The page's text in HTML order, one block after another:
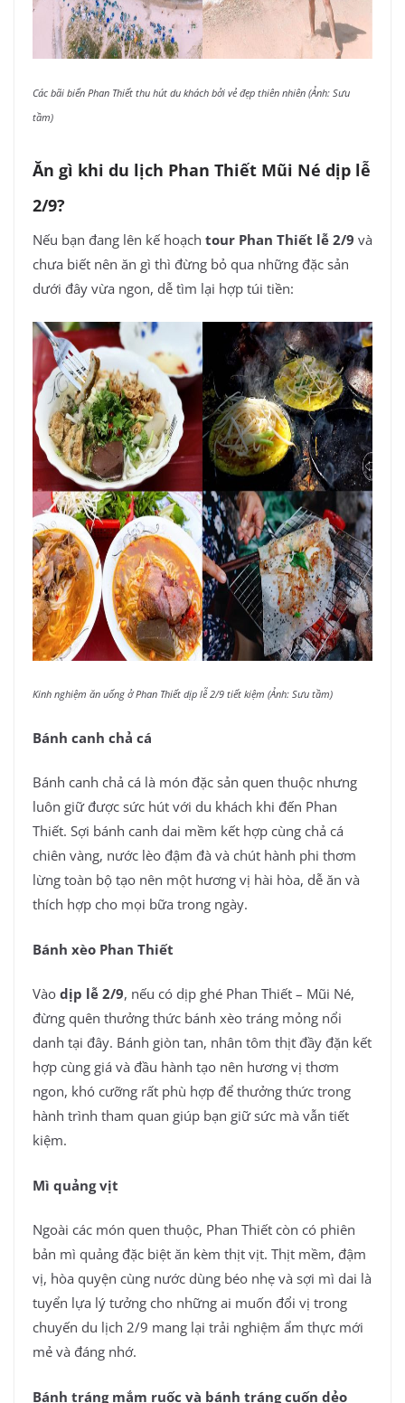
Các bãi biển Phan Thiết thu hút du khách bởi vẻ đẹp thiên nhiên (Ảnh: Sưu
tầm)
Ăn gì khi du lịch Phan Thiết Mũi Né dịp lễ
2/9?
Nếu bạn đang lên kế hoạch tour Phan Thiết lễ 2/9 và
chưa biết nên ăn gì thì đừng bỏ qua những đặc sản
dưới đây vừa ngon, dễ tìm lại hợp túi tiền:
Kinh nghiệm ăn uống ở Phan Thiết dịp lễ 2/9 tiết kiệm (Ảnh: Sưu tầm)
Bánh canh chả cá
Bánh canh chả cá là món đặc sản quen thuộc nhưng
luôn giữ được sức hút với du khách khi đến Phan
Thiết. Sợi bánh canh dai mềm kết hợp cùng chả cá
chiên vàng, nước lèo đậm đà và chút hành phi thơm
lừng toàn bộ tạo nên một hương vị hài hòa, dễ ăn và
thích hợp cho mọi bữa trong ngày.
Bánh xèo Phan Thiết
Vào dịp lễ 2/9, nếu có dịp ghé Phan Thiết – Mũi Né,
đừng quên thưởng thức bánh xèo tráng mỏng nổi
danh tại đây. Bánh giòn tan, nhân tôm thịt đầy đặn kết
hợp cùng giá và đầu hành tạo nên hương vị thơm
ngon, khó cưỡng rất phù hợp để thưởng thức trong
hành trình tham quan giúp bạn giữ sức mà vẫn tiết
kiệm.
Mì quảng vịt
Ngoài các món quen thuộc, Phan Thiết còn có phiên
bản mì quảng đặc biệt ăn kèm thịt vịt. Thịt mềm, đậm
vị, hòa quyện cùng nước dùng béo nhẹ và sợi mì dai là
tuyển lựa lý tưởng cho những ai muốn đổi vị trong
chuyến du lịch 2/9 mang lại trải nghiệm ẩm thực mới
mẻ và đáng nhớ.
Bánh tráng mắm ruốc và bánh tráng cuốn dẻo